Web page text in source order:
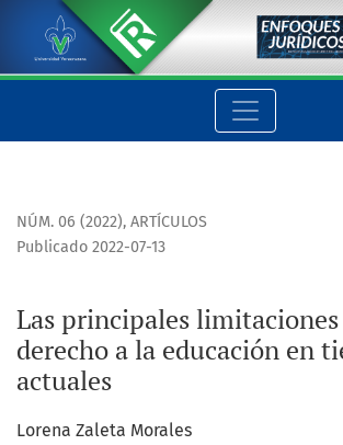
Las principales limitaciones al efectivo
NÚM. 06 (2022), ARTÍCULOS
Las principales
derecho a la educación en
actuales
Publicado 2022-07-13
Lorena Zaleta Morales